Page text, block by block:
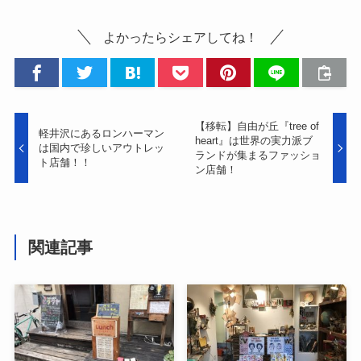
よかったらシェアしてね！
軽井沢にあるロンハーマン
は国内で珍しいアウトレッ
ト店舗！！
【移転】自由が丘『tree of
heart』は世界の実力派ブ
ランドが集まるファッショ
ン店舗！
関連記事